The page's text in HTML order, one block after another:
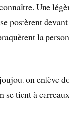
Une
postèrent
la
on enlève
se tient à